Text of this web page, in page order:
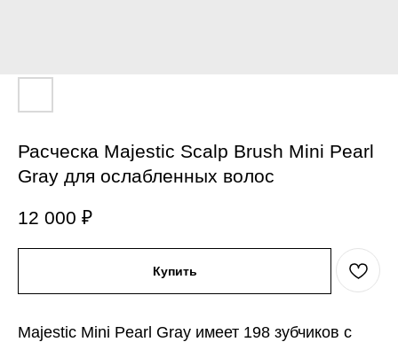
Расческа Majestic Scalp Brush Mini Pearl
Gray для ослабленных волос
12 000 ₽
Купить
Majestic Mini Pearl Gray имеет 198 зубчиков с